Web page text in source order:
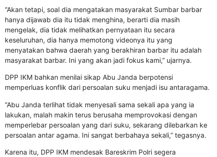
“Akan tetapi, soal dia mengatakan masyarakat Sumbar barbar
hanya dijawab dia itu tidak menghina, berarti dia masih
mengelak, dia tidak melihatkan pernyataan itu secara
keseluruhan, dia hanya memotong videonya itu yang
menyatakan bahwa daerah yang berakhiran barbar itu adalah
masyarakat barbar. Ini yang akan jadi fokus kami,” ujarnya.
DPP IKM bahkan menilai sikap Abu Janda berpotensi
memperluas konflik dari persoalan suku menjadi isu antaragama.
“Abu Janda terlihat tidak menyesali sama sekali apa yang ia
lakukan, malah makin terus berusaha memprovokasi dengan
memperlebar persoalan yang dari suku, sekarang dilebarkan ke
persoalan antar agama. Ini sangat berbahaya sekali,” tegasnya.
Karena itu, DPP IKM mendesak Bareskrim Polri segera